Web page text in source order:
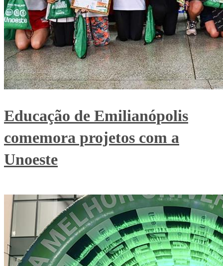
Educação de Emilianópolis
comemora projetos com a
Unoeste